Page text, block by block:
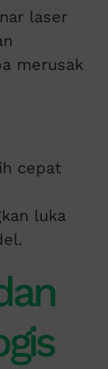
laser
merusak
cepat
luka